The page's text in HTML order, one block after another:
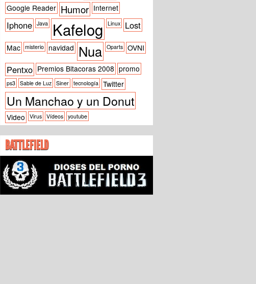
Google Reader Humor Internet
Iphone Java Kafelog Linux Lost
Mac misterio navidad Nua Oparts OVNI
Pentxo Premios Bitacoras 2008 promo
ps3 Sable de Luz Siner tecnología Twitter
Un Manchao y un Donut
Video Virus Vídeos youtube
BATTLEFIELD